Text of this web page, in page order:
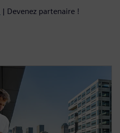
| Devenez partenaire !